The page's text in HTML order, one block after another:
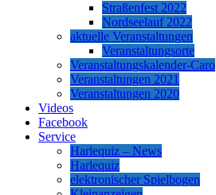
Straßenfest 2022
Nordseelauf 2022
aktuelle Veranstaltungen
Veranstaltungsorte
Veranstaltungskalender-Caro
Veranstaltungen 2021
Veranstaltungen 2020
Videos
Facebook
Service
Harlequiz – News
Harlequiz
elektronischer Spielbogen